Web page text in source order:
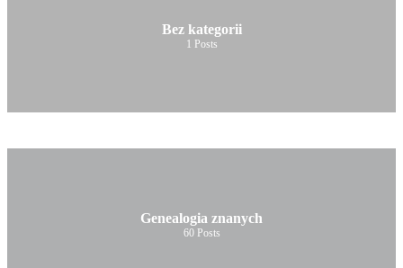
Bez kategorii
1 Posts
Genealogia znanych
60 Posts